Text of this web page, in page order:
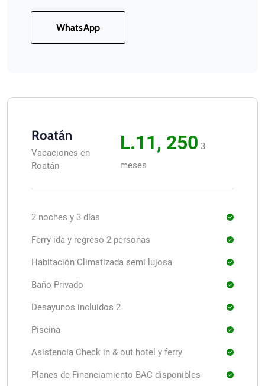
WhatsApp
Roatán
Vacaciones en
Roatán
L.11, 250 3
meses
2 noches y 3 días
Ferry ida y regreso 2 personas
Habitación Climatizada semi lujosa
Baño Privado
Desayunos incluidos 2
Piscina
Asistencia Check in & out hotel y ferry
Planes de Financiamiento BAC disponibles